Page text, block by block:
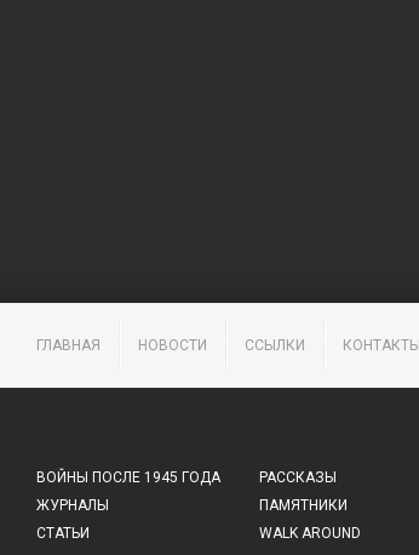
ГЛАВНАЯ НОВОСТИ ССЫЛКИ КОНТАКТЫ
ВОЙНЫ ПОСЛЕ 1945 ГОДА
ЖУРНАЛЫ
СТАТЬИ
РАССКАЗЫ
ПАМЯТНИКИ
WALK AROUND